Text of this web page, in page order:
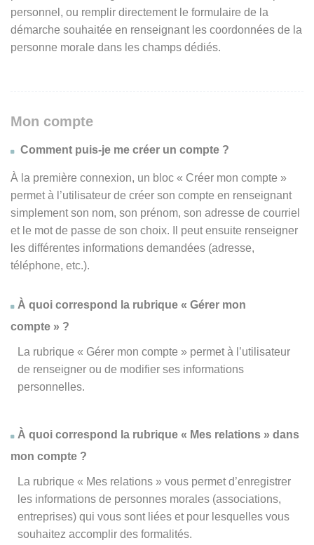
personnel, ou remplir directement le formulaire de la
démarche souhaitée en renseignant les coordonnées de la
personne morale dans les champs dédiés.
Mon compte
Comment puis-je me créer un compte ?
À la première connexion, un bloc « Créer mon compte »
permet à l’utilisateur de créer son compte en renseignant
simplement son nom, son prénom, son adresse de courriel
et le mot de passe de son choix. Il peut ensuite renseigner
les différentes informations demandées (adresse,
téléphone, etc.).
À quoi correspond la rubrique « Gérer mon
compte » ?
La rubrique « Gérer mon compte » permet à l’utilisateur
de renseigner ou de modifier ses informations
personnelles.
À quoi correspond la rubrique « Mes relations » dans
mon compte ?
La rubrique « Mes relations » vous permet d’enregistrer
les informations de personnes morales (associations,
entreprises) qui vous sont liées et pour lesquelles vous
souhaitez accomplir des formalités.